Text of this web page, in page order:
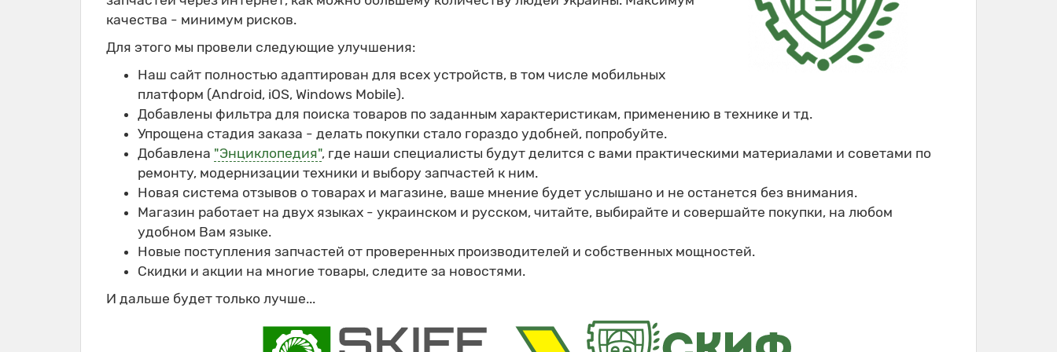
качества - минимум рисков.
Для этого мы провели следующие улучшения:
Наш сайт полностью адаптирован для всех устройств, в том числе мобильных
платформ (Android, iOS, Windows Mobile).
Добавлены фильтра для поиска товаров по заданным характеристикам, применению в технике и тд.
Упрощена стадия заказа - делать покупки стало гораздо удобней, попробуйте.
Добавлена "Энциклопедия", где наши специалисты будут делится с вами практическими материалами и советами по
ремонту, модернизации техники и выбору запчастей к ним.
Новая система отзывов о товарах и магазине, ваше мнение будет услышано и не останется без внимания.
Магазин работает на двух языках - украинском и русском, читайте, выбирайте и совершайте покупки, на любом
удобном Вам языке.
Новые поступления запчастей от проверенных производителей и собственных мощностей.
Скидки и акции на многие товары, следите за новостями.
И дальше будет только лучше...